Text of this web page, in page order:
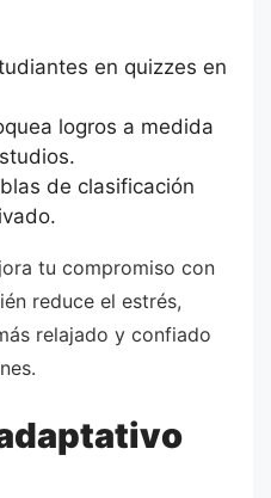
en quizzes en
logros a medida
de clasificación
tu compromiso con
reduce el estrés,
relajado y confiado